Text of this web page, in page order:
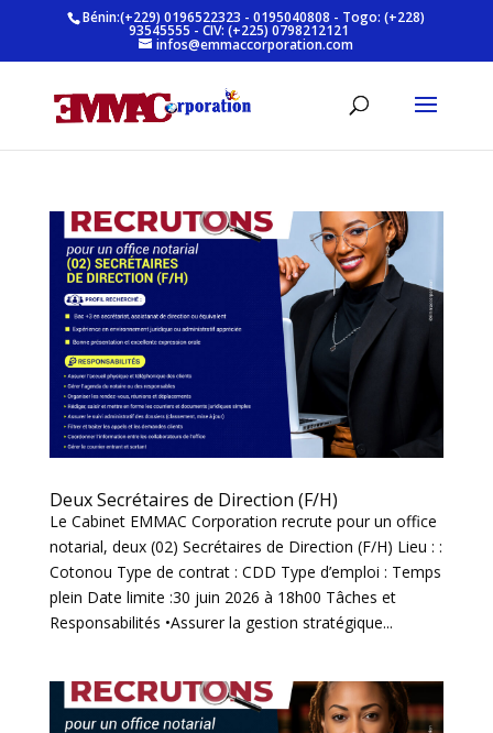
Bénin:(+229) 0196522323 - 0195040808 - Togo: (+228)
93545555 - CIV: (+225) 0798212121
infos@emmaccorporation.com
Deux Secrétaires de Direction (F/H)
Le Cabinet EMMAC Corporation recrute pour un office
notarial, deux (02) Secrétaires de Direction (F/H) Lieu : :
Cotonou Type de contrat : CDD Type d’emploi : Temps
plein Date limite :30 juin 2026 à 18h00 Tâches et
Responsabilités •Assurer la gestion stratégique...